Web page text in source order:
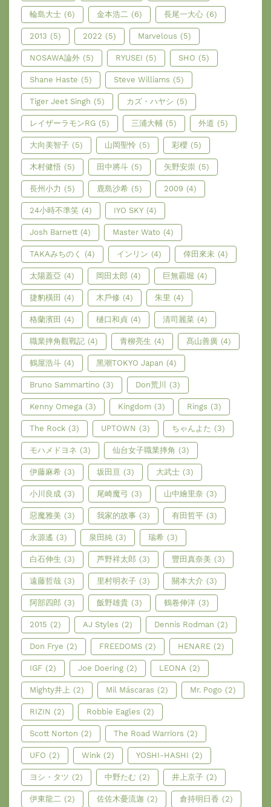
輪島大士 (6) 金本浩二 (6) 長尾一大心 (6)
2013 (5) 2022 (5) Marvelous (5)
NOSAWA論外 (5) RYUSEI (5) SHO (5)
Shane Haste (5) Steve Williams (5)
Tiger Jeet Singh (5) カズ・ハヤシ (5)
レイザーラモンRG (5) 三浦大輔 (5) 外道 (5)
大向美智子 (5) 山岡聖怜 (5) 彩櫻 (5)
木村健悟 (5) 田中將斗 (5) 矢野安崇 (5)
長州小力 (5) 鹿島沙希 (5) 2009 (4)
24小時不準笑 (4) IYO SKY (4)
Josh Barnett (4) Master Wato (4)
TAKAみちのく (4) インリン (4) 倖田來未 (4)
太陽蓋亞 (4) 岡田太郎 (4) 巨無霸堀 (4)
捷豹橫田 (4) 木戶修 (4) 朱里 (4)
格蘭濱田 (4) 樋口和貞 (4) 清司麗菜 (4)
職業摔角觀戰記 (4) 青柳亮生 (4) 髙山善廣 (4)
鶴屋浩斗 (4) 黑潮TOKYO Japan (4)
Bruno Sammartino (3) Don荒川 (3)
Kenny Omega (3) Kingdom (3) Rings (3)
The Rock (3) UPTOWN (3) ちゃんよた (3)
モハメドヨネ (3) 仙台女子職業摔角 (3)
伊藤麻希 (3) 坂田亘 (3) 大武士 (3)
小川良成 (3) 尾崎魔弓 (3) 山中繪里奈 (3)
惡魔雅美 (3) 我家的故事 (3) 有田哲平 (3)
永源遙 (3) 泉田純 (3) 瑞希 (3)
白石伸生 (3) 芦野祥太郎 (3) 豐田真奈美 (3)
遠藤哲哉 (3) 里村明衣子 (3) 關本大介 (3)
阿部四郎 (3) 飯野雄貴 (3) 鶴卷伸洋 (3)
2015 (2) AJ Styles (2) Dennis Rodman (2)
Don Frye (2) FREEDOMS (2) HENARE (2)
IGF (2) Joe Doering (2) LEONA (2)
Mighty井上 (2) Mil Máscaras (2) Mr. Pogo (2)
RIZIN (2) Robbie Eagles (2)
Scott Norton (2) The Road Warriors (2)
UFO (2) Wink (2) YOSHI-HASHI (2)
ヨシ・タツ (2) 中野たむ (2) 井上京子 (2)
伊東龍二 (2) 佐佐木憂流迦 (2) 倉持明日香 (2)